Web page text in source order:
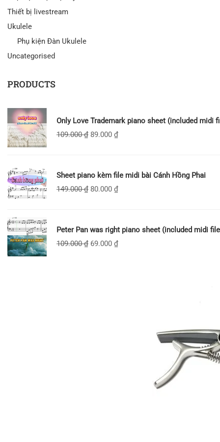
Thiết bị livestream
Ukulele
Phụ kiện Đàn Ukulele
Uncategorised
PRODUCTS
Only Love Trademark piano sheet (included midi
109.000₫ 89.000 ₫
Sheet piano kèm file midi bài Cánh Hồng Phai
149.000₫ 80.000 ₫
Peter Pan was right piano sheet (included midi
109.000₫ 69.000 ₫